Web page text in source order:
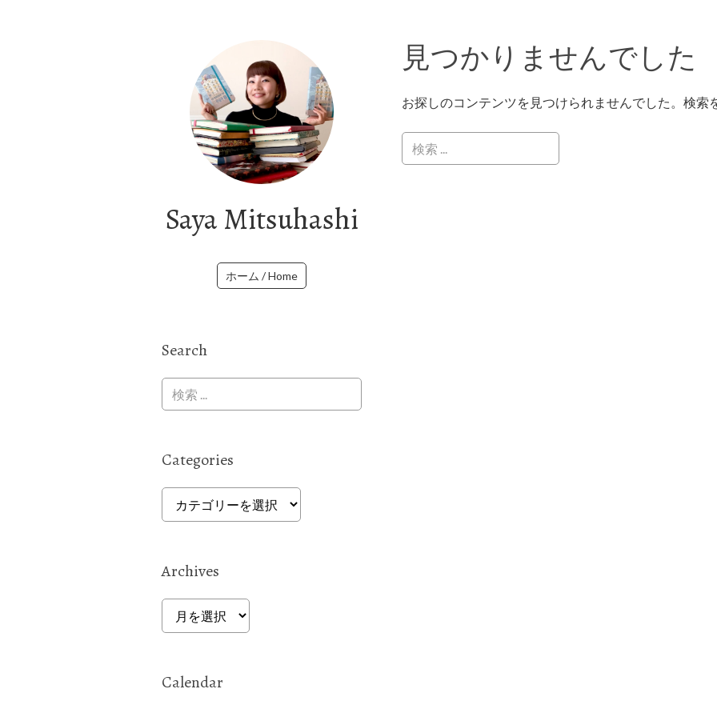
Saya Mitsuhashi
ホーム / Home
見つかりませんでした
お探しのコンテンツを見つけられませんでした。検索
Search
Categories
Categories
Archives
Archives
Calendar